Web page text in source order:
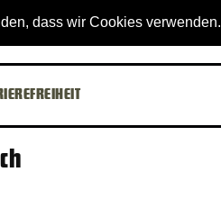
dass wir Cookies verwenden.